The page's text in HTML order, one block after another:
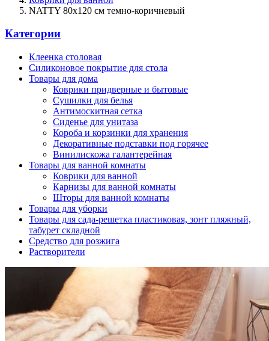
NATTY 80х120 см темно-коричневый
Категории
Клеенка столовая
Силиконовое покрытие для стола
Товары для дома
Коврики придверные и бытовые
Сушилки для белья
Антимоскитная сетка
Сиденье для унитаза
Короба и корзинки для хранения
Декоративные подставки под горячее
Винилискожа галантерейная
Товары для ванной комнаты
Коврики для ванной
Карнизы для ванной комнаты
Шторы для ванной комнаты
Товары для уборки
Товары для сада-решетка пластиковая, зонт пляжный,
табурет складной
Средство для розжига
Растворители